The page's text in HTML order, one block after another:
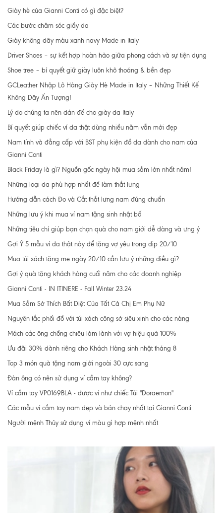
Giày hè của Gianni Conti có gì đặc biệt?
Các bước chăm sóc giầy da
Giày không dây màu xanh navy Made in Italy
Driver Shoes – sự kết hợp hoàn hảo giữa phong cách và sự tiện dụng
Shoe tree – bí quyết giữ giày luôn khô thoáng & bền đẹp
GCLeather Nhập Lô Hàng Giày Hè Made in Italy – Những Thiết Kế
Không Dây Ấn Tượng!
Lý do chúng ta nên dán đế cho giày da Italy
Bí quyết giúp chiếc ví da thật dùng nhiều năm vẫn mới đẹp
Nam tính và đẳng cấp với BST phụ kiện đồ da dành cho nam của
Gianni Conti
Black Friday là gì? Nguồn gốc ngày hội mua sắm lớn nhất năm!
Những loại da phù hợp nhất để làm thắt lưng
Hướng dẫn cách Đo và Cắt thắt lưng nam đúng chuẩn
Những lưu ý khi mua ví nam tặng sinh nhật bố
Những tiêu chí giúp bạn chọn quà cho nam giới dễ dàng và ưng ý
Gợi Ý 5 mẫu ví da thật này để tặng vợ yêu trong dịp 20/10
Mua túi xách tặng mẹ ngày 20/10 cần lưu ý những điều gì?
Gợi ý quà tặng khách hàng cuối năm cho các doanh nghiệp
Gianni Conti - IN ITINERE - Fall Winter 23.24
Mua Sắm Sở Thích Bất Diệt Của Tất Cả Chị Em Phụ Nữ
Nguyên tắc phối đồ với túi xách công sở siêu xinh cho các nàng
Mách các ông chồng chiêu làm lành với vợ hiệu quả 100%
Ưu đãi 30% dành riêng cho Khách Hàng sinh nhật tháng 8
Top 3 món quà tặng nam giới ngoài 30 cực sang
Đàn ông có nên sử dụng ví cầm tay không?
Ví cầm tay VP0169BLA - được ví như chiếc Túi "Doraemon"
Các mẫu ví cầm tay nam đẹp và bán chạy nhất tại Gianni Conti
Người mệnh Thủy sử dụng ví màu gì hợp mệnh nhất